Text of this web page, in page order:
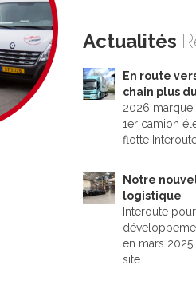
Actualités
En route
chain plus
2026 marque
1er camion
flotte
Notre
logistique
Interoute
en mars
site...